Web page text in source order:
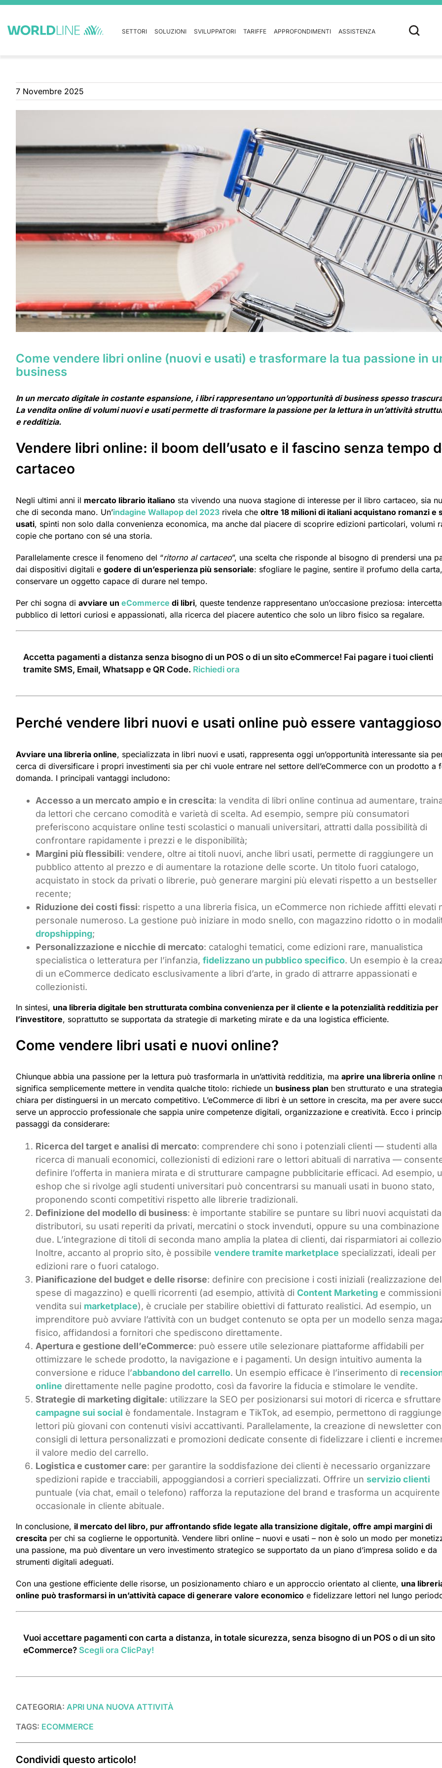
SETTORI SOLUZIONI SVILUPPATORI TARIFFE APPROFONDIMENTI ASSISTENZA
7 Novembre 2025
Come vendere libri online (nuovi e usati) e trasformare la tua passione in
business
In un mercato digitale in costante espansione, i libri rappresentano un’opportunità di business spesso
La vendita online di volumi nuovi e usati permette di trasformare la passione per la lettura in un’attività
e redditizia.
Vendere libri online: il boom dell’usato e il fascino senza tempo
cartaceo
Negli ultimi anni il mercato librario italiano sta vivendo una nuova stagione di interesse per il libro cartaceo, sia
che di seconda mano. Un’indagine Wallapop del 2023 rivela che oltre 18 milioni di italiani acquistano romanzi e
usati, spinti non solo dalla convenienza economica, ma anche dal piacere di scoprire edizioni particolari, volumi
copie che portano con sé una storia.
​Parallelamente cresce il fenomeno del “ritorno al cartaceo”, una scelta che risponde al bisogno di prendersi una
dai dispositivi digitali e godere di un’esperienza più sensoriale: sfogliare le pagine, sentire il profumo della carta,
conservare un oggetto capace di durare nel tempo.
Per chi sogna di avviare un eCommerce di libri, queste tendenze rappresentano un’occasione preziosa:
pubblico di lettori curiosi e appassionati, alla ricerca del piacere autentico che solo un libro fisico sa regalare.
Accetta pagamenti a distanza senza bisogno di un POS o di un sito eCommerce! Fai pagare i tuoi clienti
tramite SMS, Email, Whatsapp e QR Code. Richiedi ora
Perché vendere libri nuovi e usati online può essere
Avviare una libreria online, specializzata in libri nuovi e usati, rappresenta oggi un’opportunità interessante sia
cerca di diversificare i propri investimenti sia per chi vuole entrare nel settore dell’eCommerce con un prodotto a
domanda. I principali vantaggi includono:
Accesso a un mercato ampio e in crescita: la vendita di libri online continua ad aumentare,
da lettori che cercano comodità e varietà di scelta. Ad esempio, sempre più consumatori
preferiscono acquistare online testi scolastici o manuali universitari, attratti dalla possibilità di
confrontare rapidamente i prezzi e le disponibilità;
Margini più flessibili: vendere, oltre ai titoli nuovi, anche libri usati, permette di raggiungere un
pubblico attento al prezzo e di aumentare la rotazione delle scorte. Un titolo fuori catalogo,
acquistato in stock da privati o librerie, può generare margini più elevati rispetto a un bestseller
recente;
Riduzione dei costi fissi: rispetto a una libreria fisica, un eCommerce non richiede affitti elevati
personale numeroso. La gestione può iniziare in modo snello, con magazzino ridotto o in
dropshipping;
Personalizzazione e nicchie di mercato: cataloghi tematici, come edizioni rare, manualistica
specialistica o letteratura per l’infanzia, fidelizzano un pubblico specifico. Un esempio è la
di un eCommerce dedicato esclusivamente a libri d’arte, in grado di attrarre appassionati e
collezionisti.
In sintesi, una libreria digitale ben strutturata combina convenienza per il cliente e la potenzialità redditizia per
l’investitore, soprattutto se supportata da strategie di marketing mirate e da una logistica efficiente.
Come vendere libri usati e nuovi online?
Chiunque abbia una passione per la lettura può trasformarla in un’attività redditizia, ma aprire una libreria online
significa semplicemente mettere in vendita qualche titolo: richiede un business plan ben strutturato e una strategia
chiara per distinguersi in un mercato competitivo. L’eCommerce di libri è un settore in crescita, ma per avere
serve un approccio professionale che sappia unire competenze digitali, organizzazione e creatività. Ecco i
passaggi da considerare:
Ricerca del target e analisi di mercato: comprendere chi sono i potenziali clienti — studenti alla
ricerca di manuali economici, collezionisti di edizioni rare o lettori abituali di narrativa —
definire l’offerta in maniera mirata e di strutturare campagne pubblicitarie efficaci. Ad esempio,
eshop che si rivolge agli studenti universitari può concentrarsi su manuali usati in buono stato,
proponendo sconti competitivi rispetto alle librerie tradizionali.
Definizione del modello di business: è importante stabilire se puntare su libri nuovi acquistati da
distributori, su usati reperiti da privati, mercatini o stock invenduti, oppure su una combinazione
due. L’integrazione di titoli di seconda mano amplia la platea di clienti, dai risparmiatori ai
Inoltre, accanto al proprio sito, è possibile vendere tramite marketplace specializzati, ideali per
edizioni rare o fuori catalogo.
Pianificazione del budget e delle risorse: definire con precisione i costi iniziali (realizzazione
spese di magazzino) e quelli ricorrenti (ad esempio, attività di Content Marketing e
vendita sui marketplace), è cruciale per stabilire obiettivi di fatturato realistici. Ad esempio, un
imprenditore può avviare l’attività con un budget contenuto se opta per un modello senza
fisico, affidandosi a fornitori che spediscono direttamente.
Apertura e gestione dell’eCommerce: può essere utile selezionare piattaforme affidabili per
ottimizzare le schede prodotto, la navigazione e i pagamenti. Un design intuitivo aumenta la
conversione e riduce l’abbandono del carrello. Un esempio efficace è l’inserimento di
online direttamente nelle pagine prodotto, così da favorire la fiducia e stimolare le vendite.
Strategie di marketing digitale: utilizzare la SEO per posizionarsi sui motori di ricerca e
campagne sui social è fondamentale. Instagram e TikTok, ad esempio, permettono di
lettori più giovani con contenuti visivi accattivanti. Parallelamente, la creazione di newsletter con
consigli di lettura personalizzati e promozioni dedicate consente di fidelizzare i clienti e
il valore medio del carrello.
Logistica e customer care: per garantire la soddisfazione dei clienti è necessario organizzare
spedizioni rapide e tracciabili, appoggiandosi a corrieri specializzati. Offrire un servizio clienti
puntuale (via chat, email o telefono) rafforza la reputazione del brand e trasforma un acquirente
occasionale in cliente abituale.
In conclusione, il mercato del libro, pur affrontando sfide legate alla transizione digitale, offre ampi margini di
crescita per chi sa coglierne le opportunità. Vendere libri online – nuovi e usati – non è solo un modo per
una passione, ma può diventare un vero investimento strategico se supportato da un piano d’impresa solido e da
strumenti digitali adeguati.
Con una gestione efficiente delle risorse, un posizionamento chiaro e un approccio orientato al cliente, una
online può trasformarsi in un’attività capace di generare valore economico e fidelizzare lettori nel lungo
Vuoi accettare pagamenti con carta a distanza, in totale sicurezza, senza bisogno di un POS o di un sito
eCommerce? Scegli ora ClicPay!
CATEGORIA: APRI UNA NUOVA ATTIVITÀ
TAGS: ECOMMERCE
Condividi questo articolo!